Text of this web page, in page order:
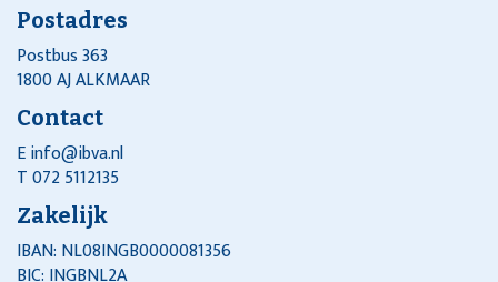
Postadres
Postbus 363
1800 AJ ALKMAAR
Contact
Einfo@ibva.nl
T 072 5112135
Zakelijk
IBAN: NL08INGB0000081356